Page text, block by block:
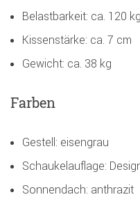
Belastbarkeit: ca. 120 kg
Kissenstärke: ca. 7 cm
Gewicht: ca. 38 kg
Farben
Gestell: eisengrau
Schaukelauflage:
Sonnendach: anthrazit